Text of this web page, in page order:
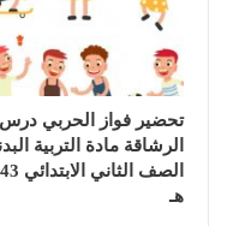
تحضير فواز الحربي درس
الرشاقة مادة التربية
الصف
هـ